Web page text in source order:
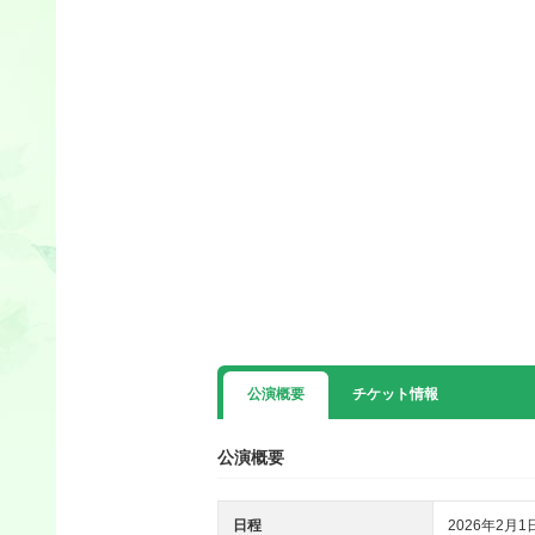
公演概要 チケット情報
公演概要
日程 2026年2月1